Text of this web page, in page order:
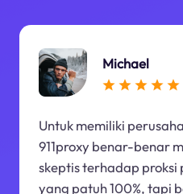
Michael
Untuk memiliki
911proxy benar-benar
skeptis terhadap proksi
yang patuh 100%, tapi